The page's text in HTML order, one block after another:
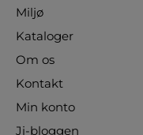
Miljø
Kataloger
Om os
Kontakt
Min konto
Ji-bloggen